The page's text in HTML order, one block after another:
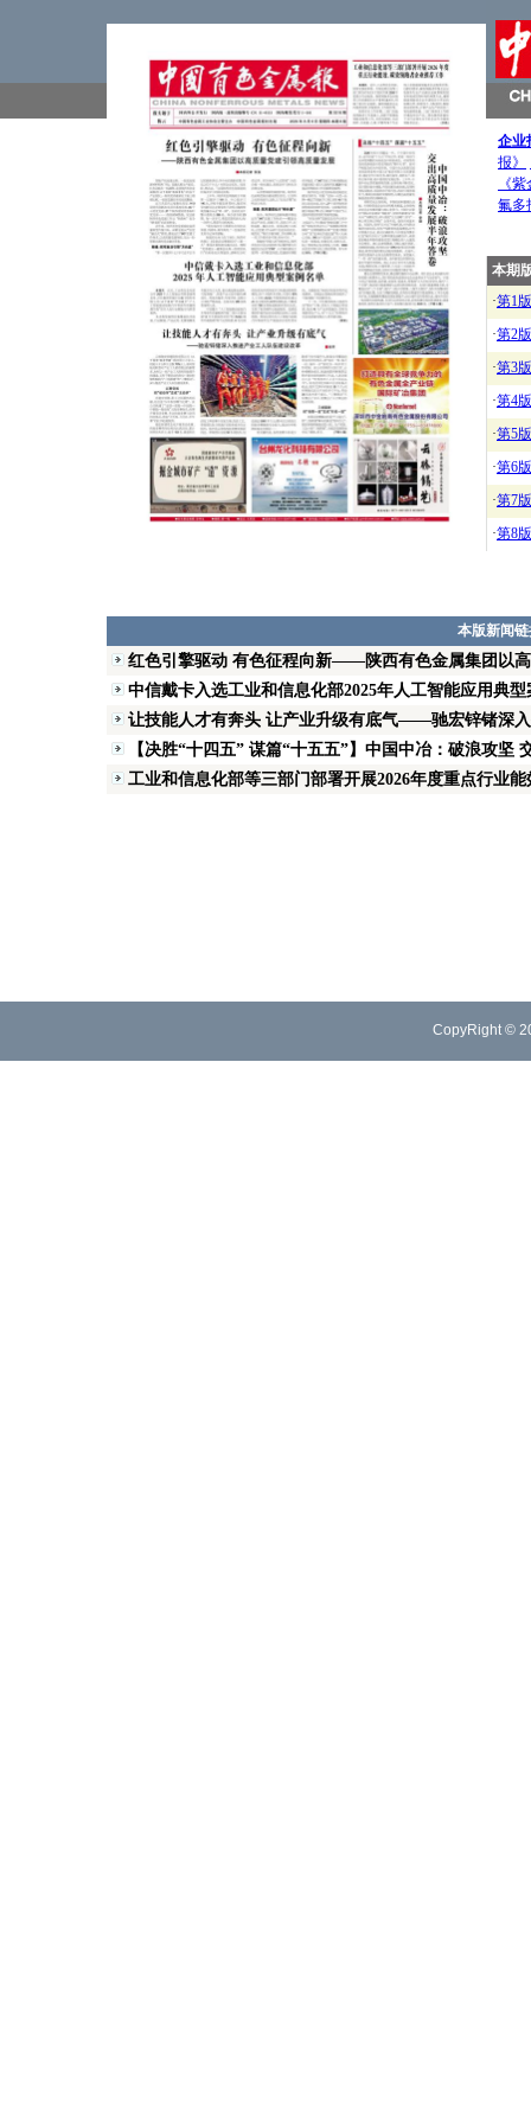
企业
报》
《
氟多
本期
·第1版
·第2版
·第3版
·第4版
·第5版
·第6版
·第7版
·第8版
本版新闻
红色引擎驱动 有色征程向新——陕西有色金属集团以
中信戴卡入选工业和信息化部2025年人工智能应用典型
让技能人才有奔头 让产业升级有底气——驰宏锌锗深
【决胜“十四五” 谋篇“十五五”】中国中冶：破浪攻坚
工业和信息化部等三部门部署开展2026年度重点行业
CopyRight ©